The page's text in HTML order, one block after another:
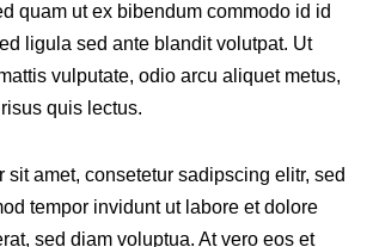
quam ut ex bibendum commodo id id
ligula sed ante blandit volutpat. Ut
vulputate, odio arcu aliquet metus,
quis lectus.
sit amet, consetetur sadipscing elitr, sed
tempor invidunt ut labore et dolore
sed diam voluptua. At vero eos et